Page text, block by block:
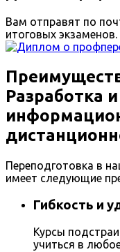
Вам отправят по
итоговых экзаменов.
Разработка
Переподготовка в
имеет следующие
Гибкость и
Курсы
учиться в